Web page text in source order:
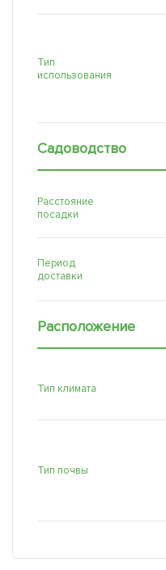
Тип
использования
Садоводство
Расстояние
посадки
Период
доставки
Расположение
Тип климата
Тип почвы